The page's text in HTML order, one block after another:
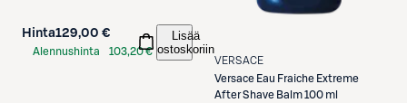
Hinta129,00 €
Alennushinta
103,20 €
Lisää
ostoskoriin
VERSACE
Versace Eau Fraiche Extreme
After Shave Balm 100 ml